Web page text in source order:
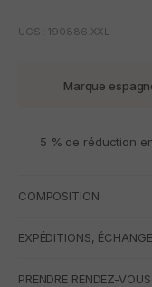
UGS : 190886.XXL
Marque
5 % de réduction
COMPOSITION
EXPÉDITIONS,
PRENDRE RENDEZ-